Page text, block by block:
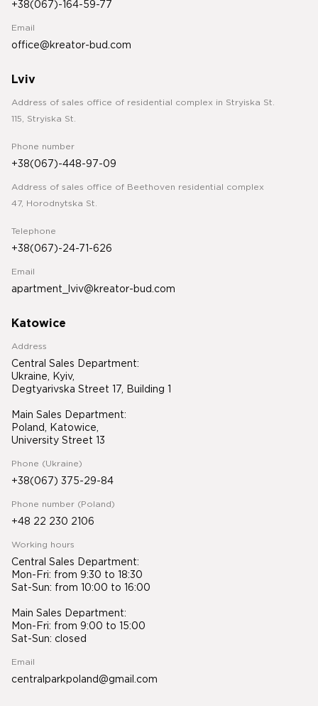
+38(067)-164-59-77
Email
office@kreator-bud.com
Lviv
Address of sales office of residential complex in Stryiska St.
115, Stryiska St.
Phone number
+38(067)-448-97-09
Address of sales office of Beethoven residential complex
47, Horodnytska St.
Telephone
+38(067)-24-71-626
Email
apartment_lviv@kreator-bud.com
Katowice
Address
Central Sales Department:
Ukraine, Kyiv,
Degtyarivska Street 17, Building 1
Main Sales Department:
Poland, Katowice,
University Street 13
Phone (Ukraine)
+38(067) 375-29-84
Phone number (Poland)
+48 22 230 2106
Working hours
Central Sales Department:
Mon-Fri: from 9:30 to 18:30
Sat-Sun: from 10:00 to 16:00
Main Sales Department:
Mon-Fri: from 9:00 to 15:00
Sat-Sun: closed
Email
centralparkpoland@gmail.com